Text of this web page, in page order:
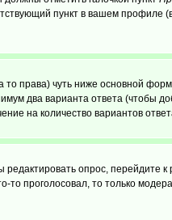
пункт в вашем профиле
то права) чуть ниже основной
два варианта ответа (чтобы
на количество вариантов
опрос, перейдите
то проголосовал, то только